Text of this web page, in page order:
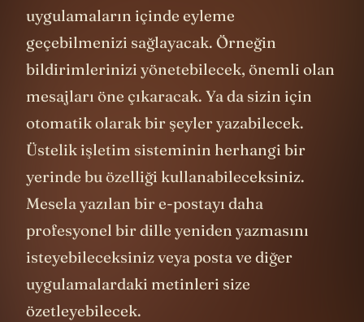
uygulamaların içinde eyleme
geçebilmenizi sağlayacak. Örneğin
bildirimlerinizi yönetebilecek, önemli olan
mesajları öne çıkaracak. Ya da sizin için
otomatik olarak bir şeyler yazabilecek.
Üstelik işletim sisteminin herhangi bir
yerinde bu özelliği kullanabileceksiniz.
Mesela yazılan bir e-postayı daha
profesyonel bir dille yeniden yazmasını
isteyebileceksiniz veya posta ve diğer
uygulamalardaki metinleri size
özetleyebilecek.